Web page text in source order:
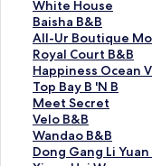
g
B
a
y
的
連
結
t
i
q
u
e
B
u
s
i
n
n
e
s
s
B
&
B
的
連
結
t
e
l
的
連
結
e
l
-
P
i
n
g
t
u
n
T
r
a
v
e
l
-
H
o
s
B
的
連
結
e
t
M
u
S
t
y
l
e
I
g
J
e
i
K
o
n
g
M
o
p
e
n
g
B
a
y
H
o
l
u
n
g
K
a
n
g
H
a
p
White House
W
h
i
t
e
H
o
u
s
e
Baisha B&B
B
a
i
s
h
a
B
&
B
All-Ur Boutique
A
l
l
-
U
r
B
o
Royal Court B&B
R
o
y
a
l
C
o
Happiness Ocean
H
a
p
p
i
n
Top Bay B 'N B
T
o
p
B
a
Meet Secret
M
e
e
t
Velo B&B
V
e
l
Wandao B&B
W
a
Dong Gang Li
D